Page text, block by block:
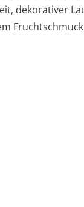
dekorativer